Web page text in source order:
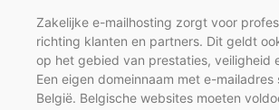
Zakelijke e-mailhosting zorgt voor
richting klanten en partners. Dit geldt
op het gebied van prestaties, veiligheid
Een eigen domeinnaam met e-
België. Belgische websites moeten